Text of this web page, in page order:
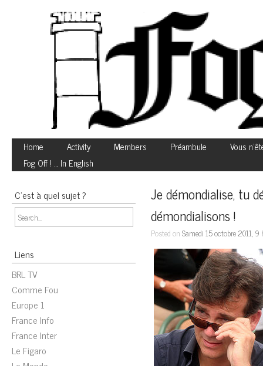
Home Activity Members Préambule
Vous
Fog Off ! … In English
C’est à quel sujet ?
Liens
BRL TV
Comme Fou
Europe 1
France Info
France Inter
Le Figaro
Je démondialise, tu
démondialisons !
Posted onSamedi 15 octobre 2011,